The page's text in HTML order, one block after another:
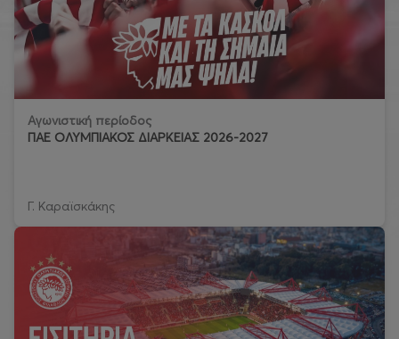
Αγωνιστική περίοδος
ΠΑΕ ΟΛΥΜΠΙΑΚΟΣ ΔΙΑΡΚΕΙΑΣ 2026-2027
Γ. Καραϊσκάκης